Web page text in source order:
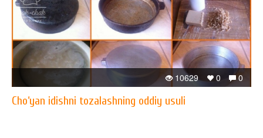
0
0
10629
Cho‘yan idishni tozalashning oddiy usuli